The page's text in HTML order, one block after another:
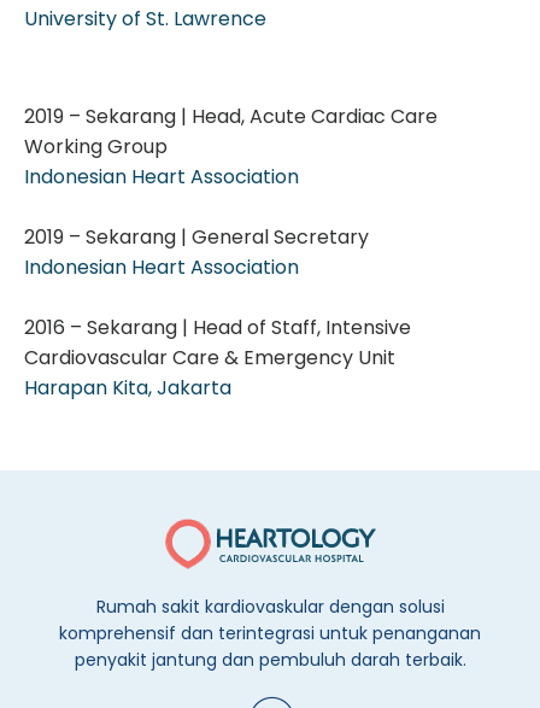
University of St. Lawrence
2019 – Sekarang | Head, Acute Cardiac Care
Working Group
Indonesian Heart Association
2019 – Sekarang | General Secretary
Indonesian Heart Association
2016 – Sekarang | Head of Staff, Intensive
Cardiovascular Care & Emergency Unit
Harapan Kita, Jakarta
Rumah sakit kardiovaskular dengan solusi
komprehensif dan terintegrasi untuk penanganan
penyakit jantung dan pembuluh darah terbaik.